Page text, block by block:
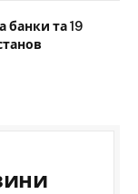
банки та 19